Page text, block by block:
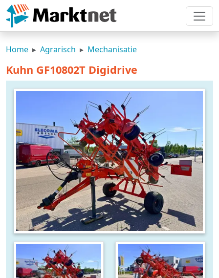
Home Agrarisch Mechanisatie
Kuhn GF10802T Digidrive